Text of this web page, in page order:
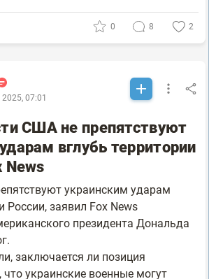
0 8 2
07:01
США не препятствуют
вглубь территории
News
украинским ударам
России, заявил Fox News
президента Дональда
заключается ли позиция
что украинские военные могут